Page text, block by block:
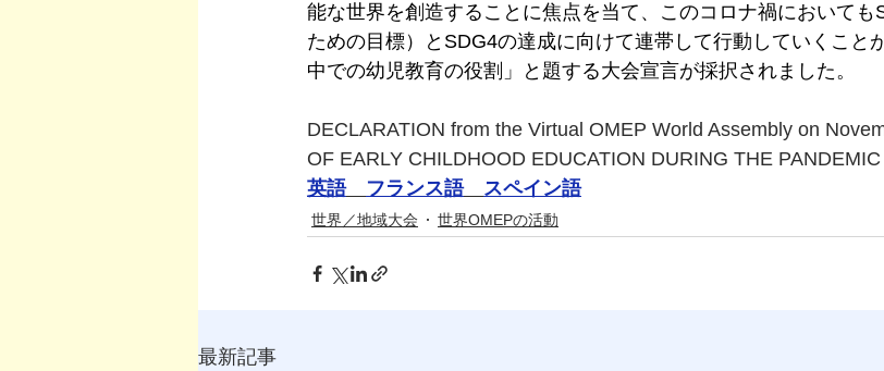
能な世界を創造することに焦点を当て、このコロナ禍において
ための目標）とSDG4の達成に向けて連帯して行動していくこと
中での幼児教育の役割」と題する大会宣言が採択されました。
DECLARATION from the Virtual OMEP World Assembly on
OF EARLY CHILDHOOD EDUCATION DURING THE
英語
フランス語 スペイン語
世界／地域大会 世界OMEPの活動
最新記事